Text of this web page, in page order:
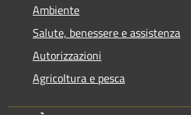
Ambiente
Salute, benessere e assistenza
Autorizzazioni
Agricoltura e pesca